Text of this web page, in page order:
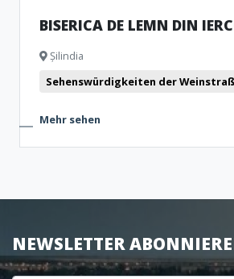
BISERICA DE LEMN DIN
Șilindia
Sehenswürdigkeiten der
Mehr sehen
NEWSLETTER